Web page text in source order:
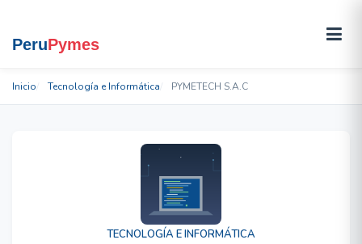
Inicio Tecnología e Informática PYMETECH S.A.C
TECNOLOGÍA E INFORMÁTICA